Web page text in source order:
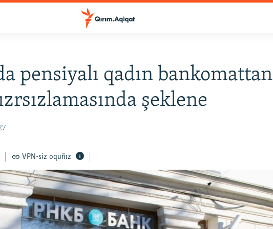
pensiyalı qadın bankomattan
şeklene
VPN-siz oquñız